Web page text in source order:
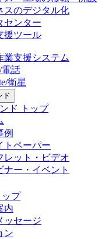
スのデジタル化
センター
援ツール
業支援システム
電話
衛星
ド
ド トップ
例
トペーパー
レット・ビデオ
ナー・イベント
プ
内
ッセージ
ン